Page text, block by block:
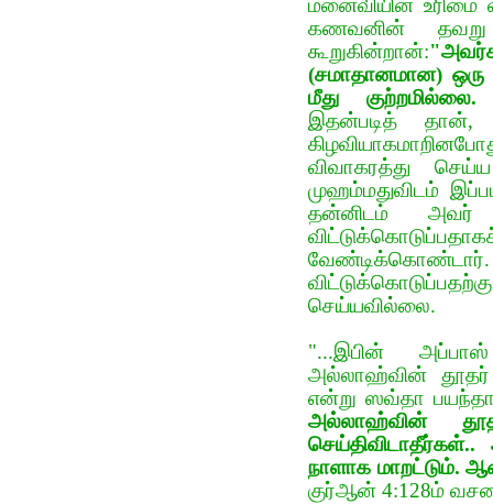
ம‌னைவியின் உரிமை
க‌ண‌வ‌னின்
கூறுகின்றான்:
(சமாதானமான) ஒரு
மீது
இத‌ன்ப‌டித்
விவாக‌ர‌த்து
முஹம்மதுவிடம்
தன்னிடம் அவர்
வேண்டிக்கொண்டார்.
செய்யவில்லை.
"...இபின் அப்பாஸ்
அல்லாஹ்வின் தூதர்
என்று ஸவ்தா
அல்லாஹ்வின்
நாளாக மாறட்டும்.
குர்ஆன் 4:128ம்